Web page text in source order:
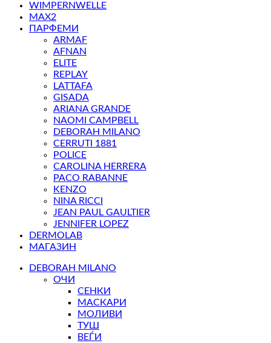
WIMPERNWELLE
MAX2
ПАРФЕМИ
ARMAF
AFNAN
ELITE
REPLAY
LATTAFA
GISADA
ARIANA GRANDE
NAOMI CAMPBELL
DEBORAH MILANO
CERRUTI 1881
POLICE
CAROLINA HERRERA
PACO RABANNE
KENZO
NINA RICCI
JEAN PAUL GAULTIER
JENNIFER LOPEZ
DERMOLAB
МАГАЗИН
DEBORAH MILANO
ОЧИ
СЕНКИ
МАСКАРИ
МОЛИВИ
ТУШ
ВЕЃИ